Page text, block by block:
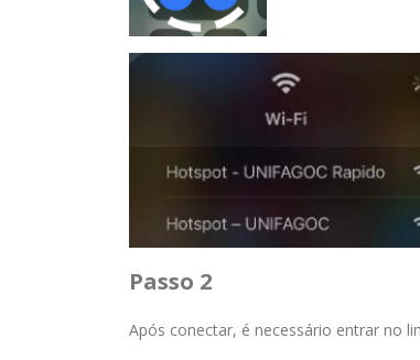
Passo 2
Após conectar, é necessário entrar no